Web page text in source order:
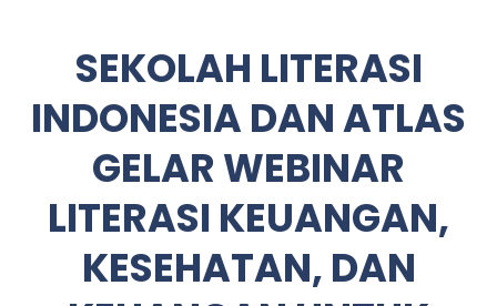
SEKOLAH LITERASI
INDONESIA DAN ATLAS
GELAR WEBINAR
LITERASI KEUANGAN,
KESEHATAN, DAN